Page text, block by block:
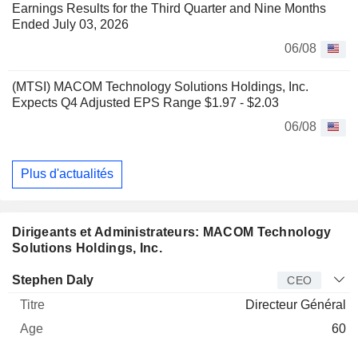
Earnings Results for the Third Quarter and Nine Months
Ended July 03, 2026
06/08
(MTSI) MACOM Technology Solutions Holdings, Inc.
Expects Q4 Adjusted EPS Range $1.97 - $2.03
06/08
Plus d'actualités
Dirigeants et Administrateurs: MACOM Technology
Solutions Holdings, Inc.
Dirigeant Titre
Stephen Daly CEO
Directeur Général
60